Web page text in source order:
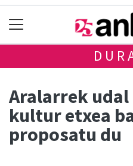
Aralarrek
kultur etxea
proposatu du